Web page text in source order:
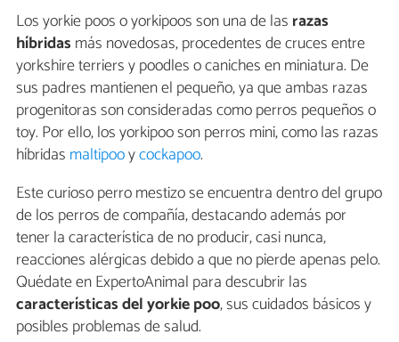
Los yorkie poos o yorkipoos son una de las razas
híbridas más novedosas, procedentes de cruces entre
yorkshire terriers y poodles o caniches en miniatura. De
sus padres mantienen el pequeño, ya que ambas razas
progenitoras son consideradas como perros pequeños o
toy. Por ello, los yorkipoo son perros mini, como las razas
híbridas maltipooycockapoo.
Este curioso perro mestizo se encuentra dentro del grupo
de los perros de compañía, destacando además por
tener la característica de no producir, casi nunca,
reacciones alérgicas debido a que no pierde apenas pelo.
Quédate en ExpertoAnimal para descubrir las
características del yorkie poo, sus cuidados básicos y
posibles problemas de salud.